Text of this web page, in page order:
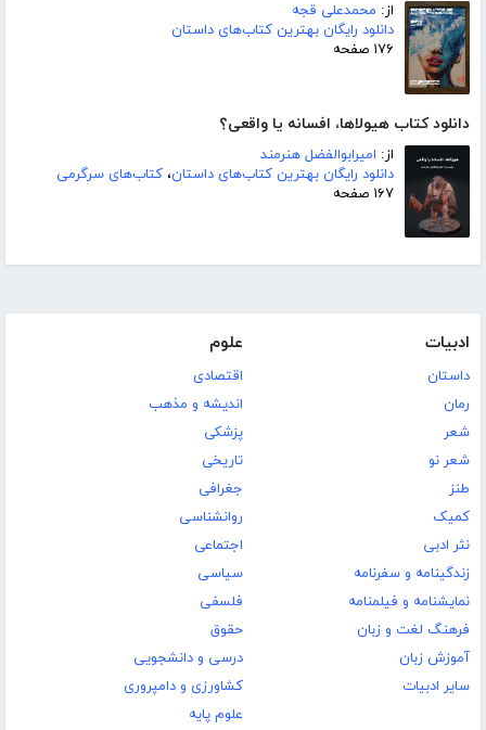
از: محمدعلی قجه
دانلود رایگان بهترین کتاب‌های داستان
۱۷۶ صفحه
دانلود کتاب هیولاها، افسانه یا واقعی؟
از: امیرابوالفضل هنرمند
دانلود رایگان بهترین کتاب‌های داستان، کتاب‌های سرگرمی
۱۶۷ صفحه
ادبیات
داستان
رمان
شعر
شعر نو
طنز
کمیک
نثر ادبی
زندگینامه و سفرنامه
نمایشنامه و فیلمنامه
فرهنگ لغت و زبان
آموزش زبان
سایر ادبیات
علوم
اقتصادی
اندیشه و مذهب
پزشکی
تاریخی
جغرافی
روانشناسی
اجتماعی
سیاسی
فلسفی
حقوق
درسی و دانشجویی
کشاورزی و دامپروری
علوم پایه